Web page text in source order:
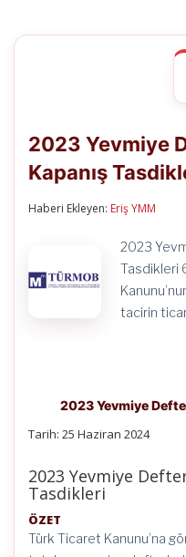
2023 Yevmiye
Kapanış
Haberi Ekleyen: Eriş YMM
2023
Tasdikleri
tacirin
2023 Yevmiye
Tarih: 25 Haziran 2024
2023 Yevmiye
Tasdikleri
ÖZET
Türk Ticaret Kanunu’na